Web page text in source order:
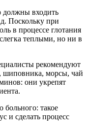
должны входить
Поскольку при
в процессе глотания
теплыми, но ни в
рекомендуют
шиповника, морсы, чай
они укрепят
больного: такое
и сделать процесс